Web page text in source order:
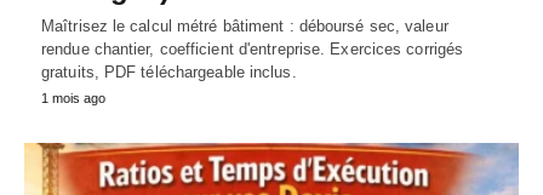
Maîtrisez le calcul métré bâtiment : déboursé sec, valeur
rendue chantier, coefficient d'entreprise. Exercices corrigés
gratuits, PDF téléchargeable inclus.
1 mois ago